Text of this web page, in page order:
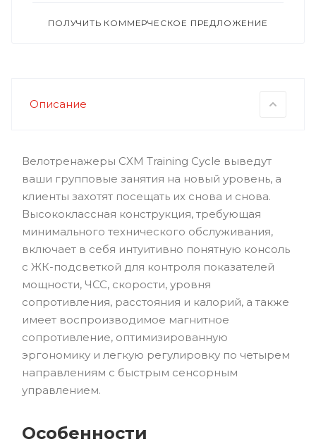
ПОЛУЧИТЬ КОММЕРЧЕСКОЕ ПРЕДЛОЖЕНИЕ
Описание
Велотренажеры CXM Training Cycle выведут
ваши групповые занятия на новый уровень, а
клиенты захотят посещать их снова и снова.
Высококлассная конструкция, требующая
минимального технического обслуживания,
включает в себя интуитивно понятную консоль
с ЖК-подсветкой для контроля показателей
мощности, ЧСС, скорости, уровня
сопротивления, расстояния и калорий, а также
имеет воспроизводимое магнитное
сопротивление, оптимизированную
эргономику и легкую регулировку по четырем
направлениям с быстрым сенсорным
управлением.
Особенности